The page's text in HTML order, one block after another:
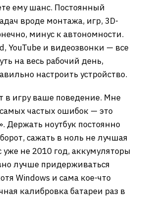
ему шанс. Постоянный
вроде монтажа, игр, 3D-
минус к автономности.
YouTube и видеозвонки — все
на весь рабочий день,
настроить устройство.
в игру ваше поведение. Мне
частых ошибок — это
Держать ноутбук постоянно
сажать в ноль не лучшая
уже не 2010 год, аккумуляторы
лучше придерживаться
Windows и сама кое-что
калибровка батареи раз в